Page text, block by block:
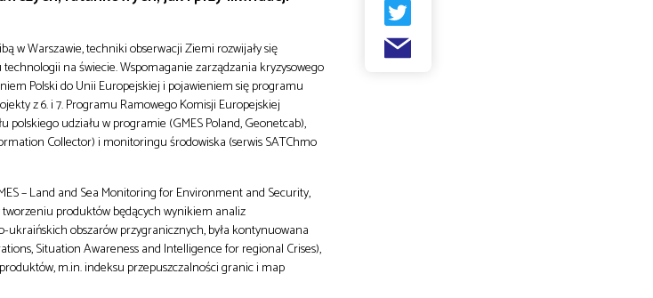
w Warszawie, techniki obserwacji Ziemi rozwijały się
na świecie. Wspomaganie zarządzania kryzysowego
Polski do Unii Europejskiej i pojawieniem się programu
z 6. i 7. Programu Ramowego Komisji Europejskiej
polskiego udziału w programie (GMES Poland, Geonetcab),
Collector) i monitoringu środowiska (serwis SATChmo
– Land and Sea Monitoring for Environment and Security,
tworzeniu produktów będących wynikiem analiz
obszarów przygranicznych, była kontynuowana
Situation Awareness and Intelligence for regional Crises),
m.in. indeksu przepuszczalności granic i map